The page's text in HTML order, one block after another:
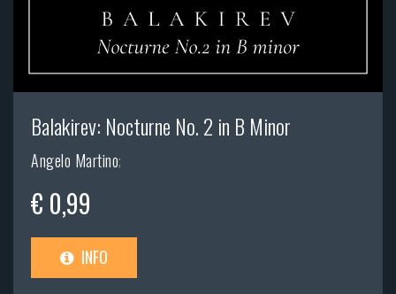
Balakirev: Nocturne No. 2 in B Minor
Angelo Martino;
€ 0,99
INFO